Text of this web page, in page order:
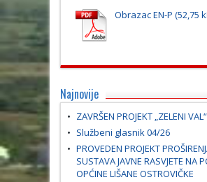
Obrazac EN-P
Najnovije
ZAVRŠEN PROJEKT „ZELENI VAL“
Službeni glasnik 04/26
PROVEDEN PROJEKT
SUSTAVA JAVNE RASVJETE NA
OPĆINE LIŠANE OSTROVIČKE